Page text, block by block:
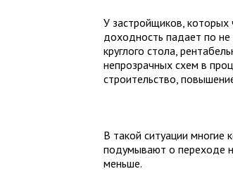
У застройщиков,
доходность падает по не
круглого стола,
непрозрачных схем в
строительство,
В такой ситуации
подумывают о переходе
меньше.